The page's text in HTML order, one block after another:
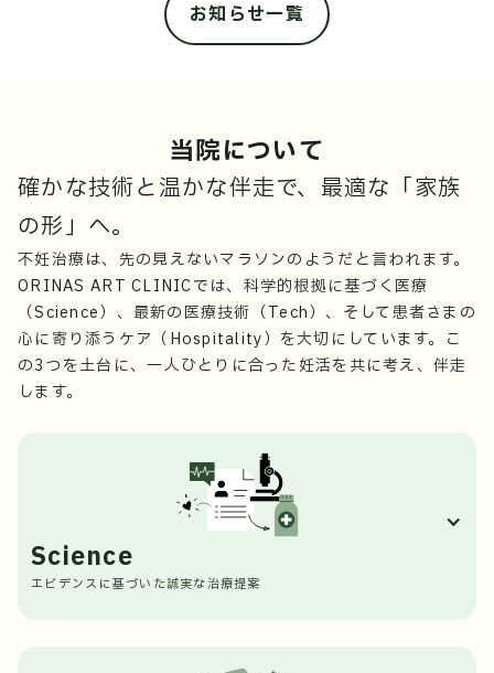
お知らせ一覧
当院について
確かな技術と温かな伴走で、最適な「家族
の形」へ。
不妊治療は、先の見えないマラソンのようだと言われます。
ORINAS ART CLINICでは、科学的根拠に基づく医療
（Science）、最新の医療技術（Tech）、そして患者さまの
心に寄り添うケア（Hospitality）を大切にしています。こ
の3つを土台に、一人ひとりに合った妊活を共に考え、伴走
します。
Science
エビデンスに基づいた誠実な治療提案